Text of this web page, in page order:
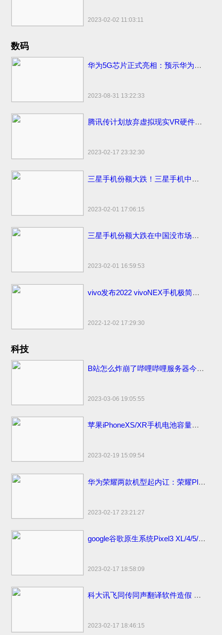
2023-02-02 11:03:11
数码
华为5G芯片正式亮相：预示华为将发首款5G手机
2023-08-31 13:22:33
腾讯传计划放弃虚拟现实VR硬件计划
2023-02-17 23:32:30
三星手机份额大跌！三星手机中国市场份额变化国内仅剩3%
2023-02-01 17:06:15
三星手机份额大跌在中国没市场了！国内市场占有率仅剩1%国外比苹果销量高
2023-02-01 16:59:53
vivo发布2022 vivoNEX手机极简易浏览器下载：简洁流畅无广告！
2022-12-02 17:29:30
科技
B站怎么炸崩了哔哩哔哩服务器今日怎么又炸挂了？技术团队公开早先原因
2023-03-06 19:05:55
苹果iPhoneXS/XR手机电池容量续航最强？答案揭晓
2023-02-19 15:09:54
华为荣耀两款机型起内讧：荣耀Play官方价格同价同配该如何选？
2023-02-17 23:21:27
google谷歌原生系统Pixel3 XL/4/5/6 pro手机价格：刘海屏设计顶配版曾卖6900元
2023-02-17 18:58:09
科大讯飞同传同声翻译软件造假 浮夸不能只罚酒三杯
2023-02-17 18:46:15